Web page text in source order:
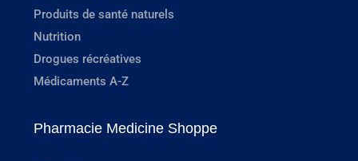
Produits de santé naturels
Nutrition
Drogues récréatives
Médicaments A-Z
Pharmacie Medicine Shoppe